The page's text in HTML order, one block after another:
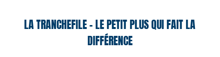
LA TRANCHEFILE – LE PETIT PLUS QUI FAIT LA
DIFFÉRENCE